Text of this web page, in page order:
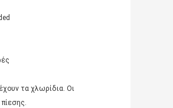
τα χλωρίδια. Οι